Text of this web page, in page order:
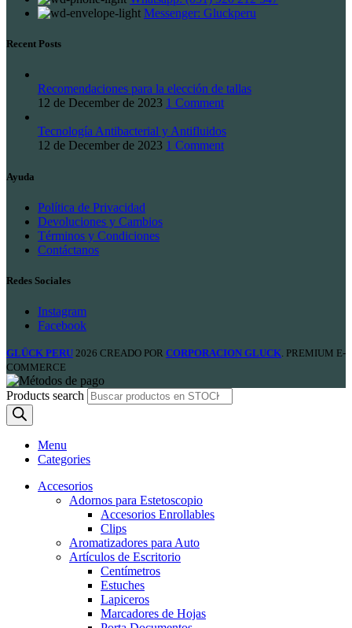
Messenger: Gluckperu
Recent Posts
Recomendaciones para la elección de tallas
12 de December de 2023 1 Comment
Tecnología Antibacterial y Antifluidos
12 de December de 2023 1 Comment
Ayuda
Política de Privacidad
Devoluciones y Cambios
Términos y Condiciones
Contáctanos
Redes Sociales
Instagram
Facebook
GLÜCK PERU 2026 CREADO POR CORPORACION GLUCK. PREMIUM E-
COMMERCE
Products search
Menu
Categories
Accesorios
Adornos para Estetoscopio
Accesorios Enrollables
Clips
Aromatizadores para Auto
Artículos de Escritorio
Centímetros
Estuches
Lapiceros
Marcadores de Hojas